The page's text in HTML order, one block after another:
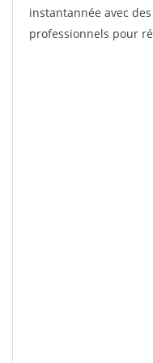
instantannée avec
professionnels pour